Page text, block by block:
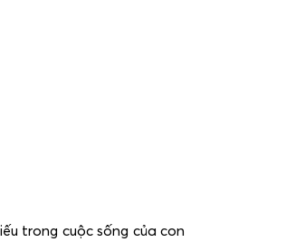
trong cuộc sống của con